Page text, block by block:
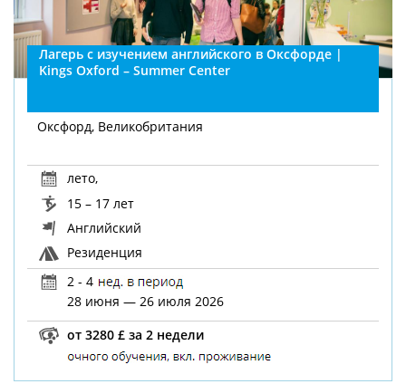
Лагерь с изучением английского в Оксфорде |
Kings Oxford – Summer Center
Оксфорд, Великобритания
лето,
15 – 17 лет
Английский
Резиденция
2 - 4
28 июня — 26 июля 2026
от 3280 £ за 2 недели